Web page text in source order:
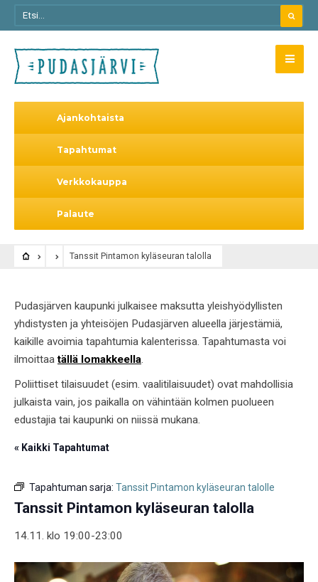
Ajankohtaista
Tapahtumat
Verkkokauppa
Palaute
Tanssit Pintamon kyläseuran talolla
Pudasjärven kaupunki julkaisee maksutta yleishyödyllisten
yhdistysten ja yhteisöjen Pudasjärven alueella järjestämiä,
kaikille avoimia tapahtumia kalenterissa. Tapahtumasta voi
ilmoittaatällä lomakkeella.
Poliittiset tilaisuudet (esim. vaalitilaisuudet) ovat mahdollisia
julkaista vain, jos paikalla on vähintään kolmen puolueen
edustajia tai kaupunki on niissä mukana.
« Kaikki Tapahtumat
Tapahtuman sarja: Tanssit Pintamon kyläseuran talolle
Tanssit Pintamon kyläseuran talolla
14.11. klo 19:00-23:00